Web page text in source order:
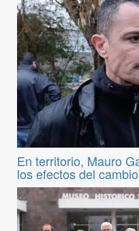
En territorio, Mauro
los efectos del